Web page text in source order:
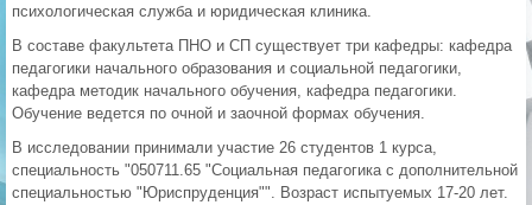
психологическая служба и юридическая клиника.
В составе факультета ПНО и СП существует три кафедры: кафедра
педагогики начального образования и социальной педагогики,
кафедра методик начального обучения, кафедра педагогики.
Обучение ведется по очной и заочной формах обучения.
В исследовании принимали участие 26 студентов 1 курса,
специальность "050711.65 "Социальная педагогика с дополнительной
специальностью "Юриспруденция"". Возраст испытуемых 17-20 лет.